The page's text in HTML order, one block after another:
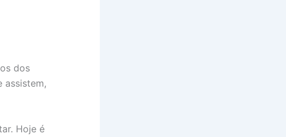
dos
assistem,
Hoje é